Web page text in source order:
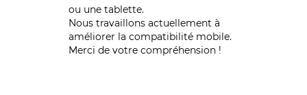
ou une tablette.
Nous travaillons actuellement à
améliorer la compatibilité mobile.
Merci de votre compréhension !